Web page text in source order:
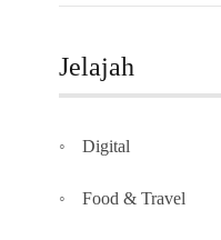
Jelajah
Digital
Food & Travel